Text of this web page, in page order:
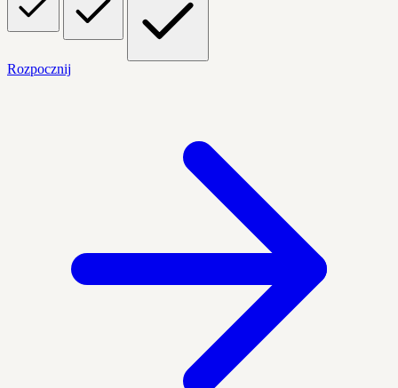
Rozpocznij